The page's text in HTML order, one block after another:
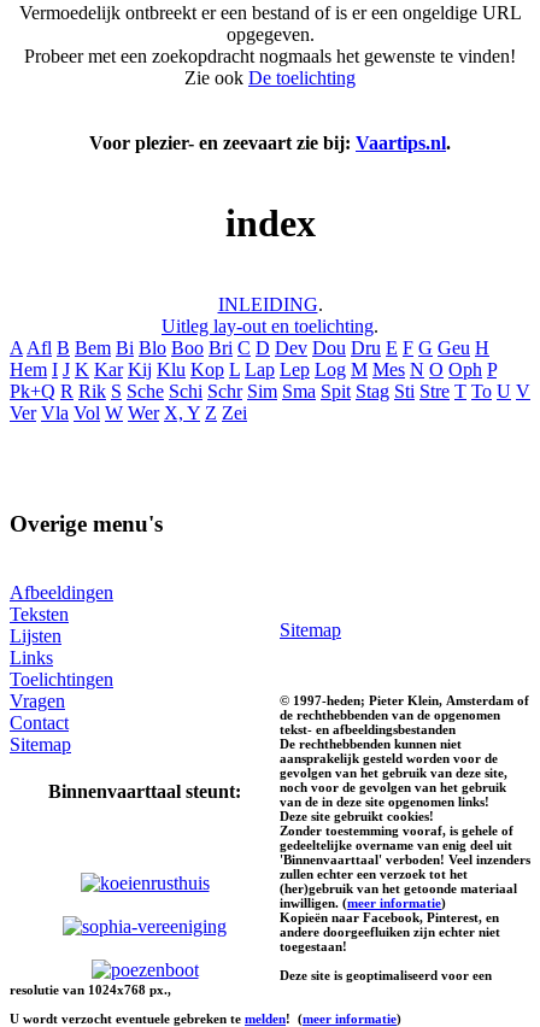
Vermoedelijk ontbreekt er een bestand of is er een ongeldige URL
opgegeven.
Probeer met een zoekopdracht nogmaals het gewenste te vinden!
Zie ook De toelichting
Voor plezier- en zeevaart zie bij: Vaartips.nl.
index
INLEIDING.
Uitleg lay-out en toelichting.
A Afl B Bem Bi Blo Boo Bri C D Dev Dou Dru E F G Geu H
Hem I J K Kar Kij Klu Kop L Lap Lep Log M Mes N O Oph P
Pk+Q R Rik S Sche Schi Schr Sim Sma Spit Stag Sti Stre T To U V
Ver Vla Vol W Wer X, Y Z Zei
Overige menu's
Afbeeldingen
Teksten
Lijsten
Links
Toelichtingen
Vragen
Contact
Sitemap
Binnenvaarttaal steunt:
Sitemap
© 1997-heden; Pieter Klein, Amsterdam of
de rechthebbenden van de opgenomen
tekst- en afbeeldingsbestanden
De rechthebbenden kunnen niet
aansprakelijk gesteld worden voor de
gevolgen van het gebruik van deze site,
noch voor de gevolgen van het gebruik
van de in deze site opgenomen links!
Deze site gebruikt cookies!
Zonder toestemming vooraf, is gehele of
gedeeltelijke overname van enig deel uit
'Binnenvaarttaal' verboden! Veel inzenders
zullen echter een verzoek tot het
(her)gebruik van het getoonde materiaal
inwilligen. (meer informatie)
Kopieën naar Facebook, Pinterest, en
andere doorgeefluiken zijn echter niet
toegestaan!
Deze site is geoptimaliseerd voor een
resolutie van 1024x768 px.,
U wordt verzocht eventuele gebreken te melden! (meer informatie)